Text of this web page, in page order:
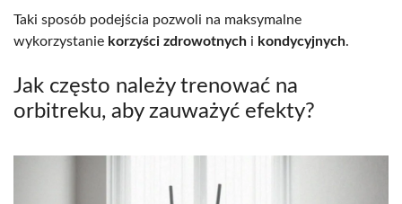
Taki sposób podejścia pozwoli na maksymalne
wykorzystanie korzyści zdrowotnych i kondycyjnych.
Jak często należy trenować na
orbitreku, aby zauważyć efekty?